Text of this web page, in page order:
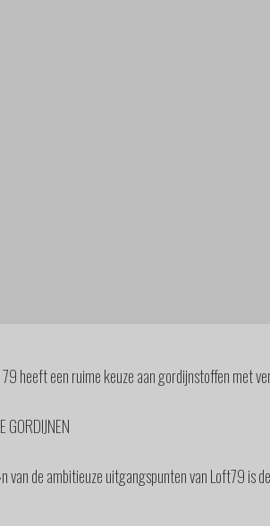
heeft een ruime keuze aan gordijnstoffen met
GORDIJNEN
de ambitieuze uitgangspunten van Loft79 is